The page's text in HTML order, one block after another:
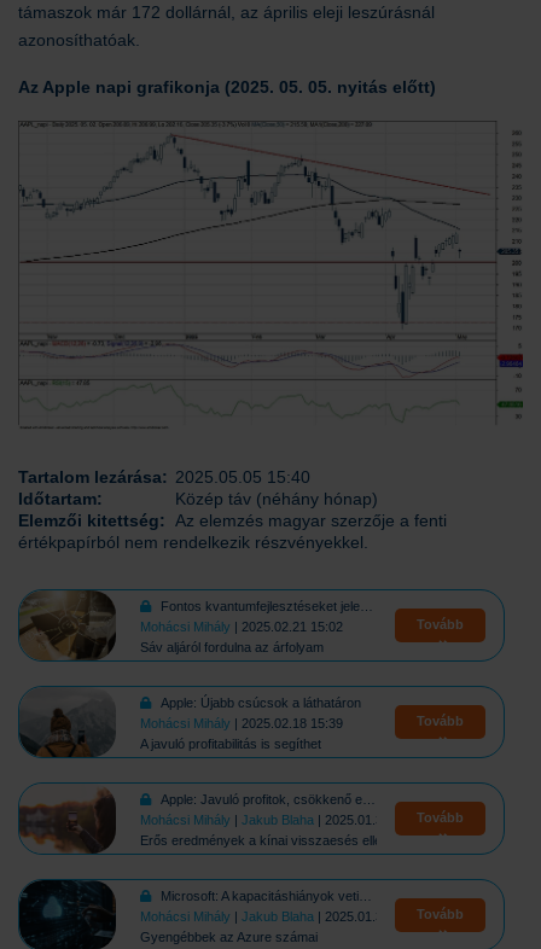
támaszok már 172 dollárnál, az április eleji leszúrásnál
azonosíthatóak.
Az Apple napi grafikonja (2025. 05. 05. nyitás előtt)
Tartalom lezárása: 2025.05.05 15:40
Időtartam:
Közép táv (néhány hónap)
Elemzői kitettség:
Az elemzés magyar szerzője a fenti
értékpapírból nem rendelkezik részvényekkel.
Fontos kvantumfejlesztéseket jelentett be a Microsoft
Mohácsi Mihály | 2025.02.21 15:02
Sáv aljáról fordulna az árfolyam
Tovább
Apple: Újabb csúcsok a láthatáron
Mohácsi Mihály | 2025.02.18 15:39
A javuló profitabilitás is segíthet
Tovább
Apple: Javuló profitok, csökkenő eladások
Mohácsi Mihály |Jakub Blaha | 2025.01.31 16:00
Erős eredmények a kínai visszaesés ellenére
Tovább
Microsoft: A kapacitáshiányok vetik vissza a növekedést
Mohácsi Mihály |Jakub Blaha | 2025.01.30 16:20
Gyengébbek az Azure számai
Tovább